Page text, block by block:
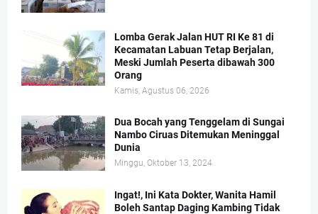
Lomba Gerak Jalan HUT RI Ke 81 di
Kecamatan Labuan Tetap Berjalan,
Meski Jumlah Peserta dibawah 300
Orang
Kamis, Agustus 06, 2026
Dua Bocah yang Tenggelam di Sungai
Nambo Ciruas Ditemukan Meninggal
Dunia
Minggu, Oktober 13, 2024
Ingat!, Ini Kata Dokter, Wanita Hamil
Boleh Santap Daging Kambing Tidak